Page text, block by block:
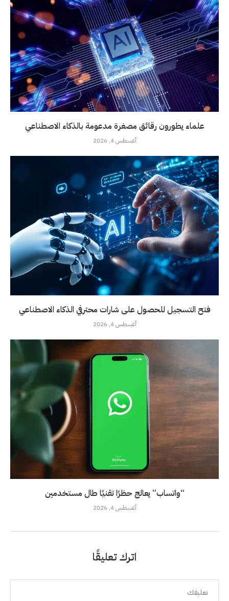
علماء يطورون رقائق مصغرة مدعومة بالذكاء الاصطناعي
أغسطس 4, 2026
فتح التسجيل للحصول على شارات محترفي الذكاء الاصطناعي
أغسطس 4, 2026
“واتساب” يعالج حظرًا تقنيًا طال مستخدمين
أغسطس 4, 2026
اترك تعليقًا